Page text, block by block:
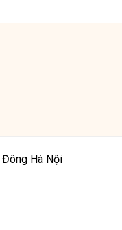
Đông Hà Nội